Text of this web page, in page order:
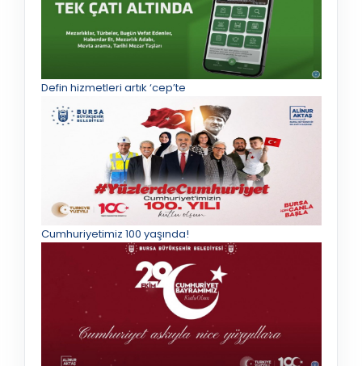
Defin hizmetleri artık ‘cep’te
Cumhuriyetimiz 100 yaşında!